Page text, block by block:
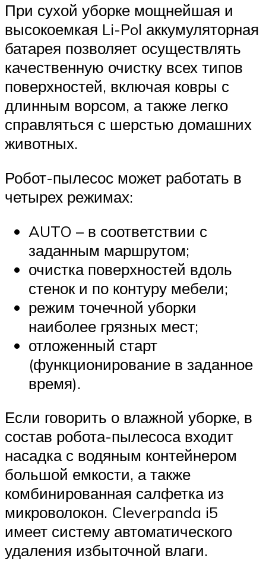
При сухой уборке мощнейшая и
высокоемкая Li-Pol аккумуляторная
батарея позволяет осуществлять
качественную очистку всех типов
поверхностей, включая ковры с
длинным ворсом, а также легко
справляться с шерстью домашних
животных.
Робот-пылесос может работать в
четырех режимах:
AUTO – в соответствии с
заданным маршрутом;
очистка поверхностей вдоль
стенок и по контуру мебели;
режим точечной уборки
наиболее грязных мест;
отложенный старт
(функционирование в заданное
время).
Если говорить о влажной уборке, в
состав робота-пылесоса входит
насадка с водяным контейнером
большой емкости, а также
комбинированная салфетка из
микроволокон. Cleverpanda i5
имеет систему автоматического
удаления избыточной влаги.